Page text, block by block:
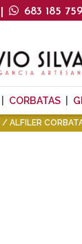
683 185 759
CORBATAS
ALFILER